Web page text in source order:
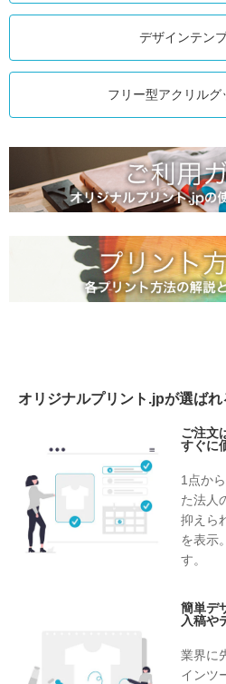
デザインテン
フリー型アクリルグ
オリジナルプリント.jpが選ばれ
ご注文
すぐに
1点か
た法人
抑えら
を表示
す。
簡単デ
入稿や
業界に
インツ